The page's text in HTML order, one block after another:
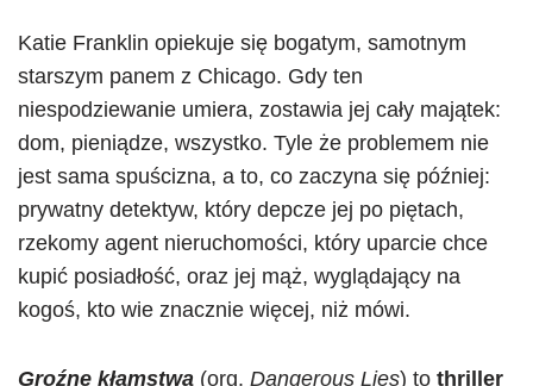
Katie Franklin opiekuje się bogatym, samotnym
starszym panem z Chicago. Gdy ten
niespodziewanie umiera, zostawia jej cały majątek:
dom, pieniądze, wszystko. Tyle że problemem nie
jest sama spuścizna, a to, co zaczyna się później:
prywatny detektyw, który depcze jej po piętach,
rzekomy agent nieruchomości, który uparcie chce
kupić posiadłość, oraz jej mąż, wyglądający na
kogoś, kto wie znacznie więcej, niż mówi.
Groźne kłamstwa (org. Dangerous Lies) to thriller